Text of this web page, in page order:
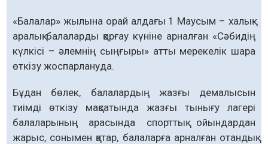
«Балалар» жылына орай алдағы 1 Маусым – халық­
аралық балаларды қорғау күніне арналған «Сәбидің
күлкісі – әлемнің сыңғыры» атты мерекелік шара
өткізу жоспарлануда.
Бұдан бөлек, балалардың жазғы демалысын
тиімді өткізу мақсатында жазғы тынығу лагері
балаларының арасында спорттық ойындардан
жарыс, сонымен қатар, балаларға арналған отандық